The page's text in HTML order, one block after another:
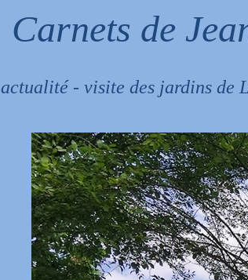
Carnets de
actualité - visite des jardins de